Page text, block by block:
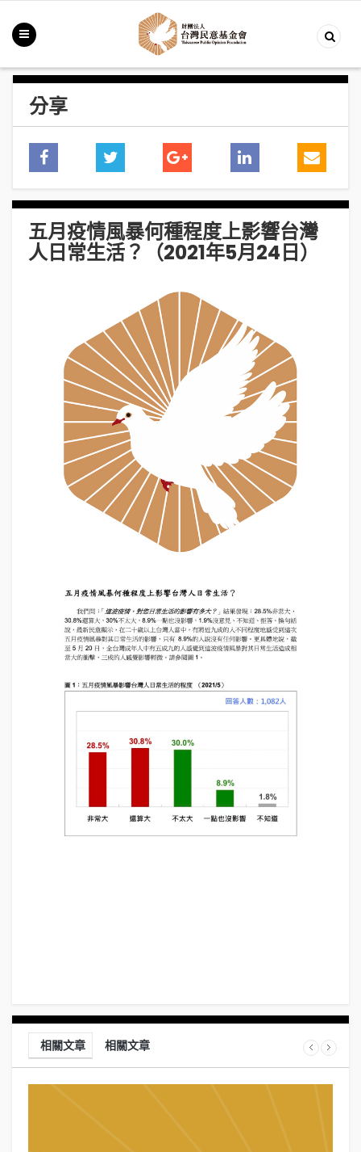
分享
五月疫情風暴何種程度上影響台灣
人日常生活？（2021年5月24日）
相關文章 相關文章